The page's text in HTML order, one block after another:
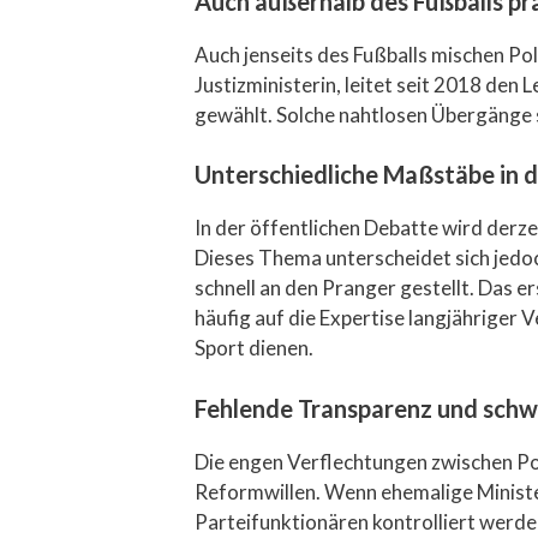
Auch jenseits des Fußballs mischen
Justizministerin, leitet seit 2018 den
gewählt. Solche nahtlosen
Unterschiedliche Maßstäbe in
In der öffentlichen Debatte wird
Dieses Thema unterscheidet sich
schnell an den Pranger gestellt. Das
häufig auf die Expertise langjähriger
Sport dienen.
Fehlende Transparenz und
Die engen Verflechtungen zwischen
Reformwillen. Wenn ehemalige
Parteifunktionären kontrolliert